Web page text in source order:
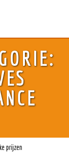
prijzen